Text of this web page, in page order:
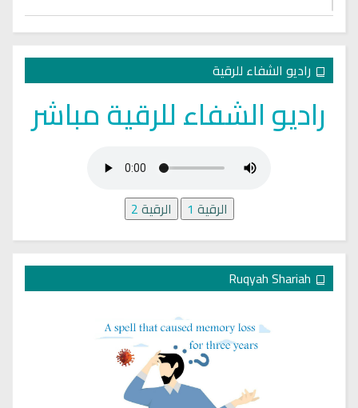
راديو الشفاء للرقية
راديو الشفاء للرقية مباشر
الرقية 1 الرقية2